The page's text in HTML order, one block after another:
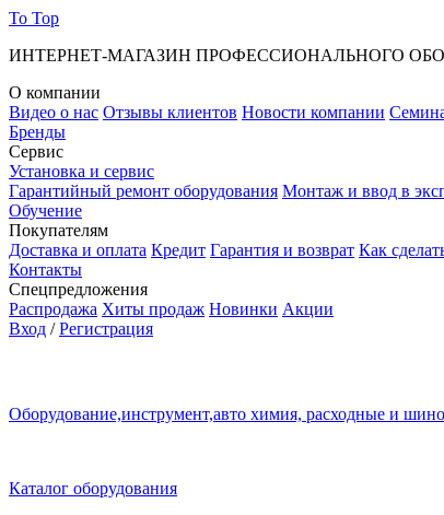
To Top
ИНТЕРНЕТ-МАГАЗИН ПРОФЕССИОНАЛЬНОГО
О компании
Видео о нас Отзывы клиентов Новости компании
Бренды
Сервис
Установка и сервис
Гарантийный ремонт оборудования Монтаж и ввод в
Обучение
Покупателям
Доставка и оплата Кредит Гарантия и возврат Как
Контакты
Спецпредложения
Распродажа Хиты продаж Новинки Акции
Вход /Регистрация
Оборудование,инструмент,авто химия, расходные и
Каталог оборудования